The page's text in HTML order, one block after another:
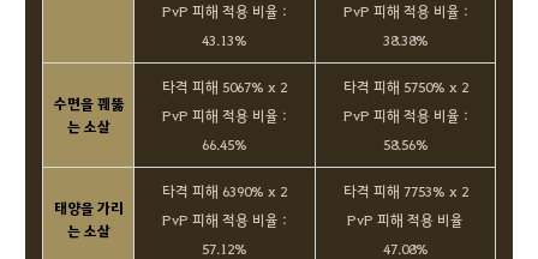
PvP 피해 적용 비율 :
43.13%
PvP 피해 적용 비율 :
38.38%
수면을 꿰뚫
는 소살
타격 피해 5067% x 2
PvP 피해 적용 비율 :
66.45%
타격 피해 5750% x 2
PvP 피해 적용 비율 :
58.56%
태양을 가리
는 소살
타격 피해 6390% x 2
PvP 피해 적용 비율 :
57.12%
타격 피해 7753% x 2
PvP 피해 적용 비율
47.08%